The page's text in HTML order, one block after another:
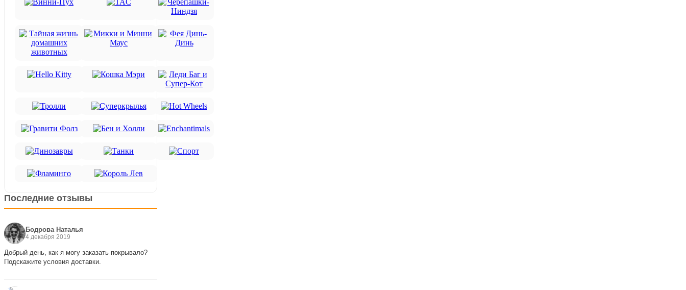
Последние отзывы
Бодрова Наталья
4 декабря 2019
Добрый день, как я могу заказать покрывало?
Подскажите условия доставки.